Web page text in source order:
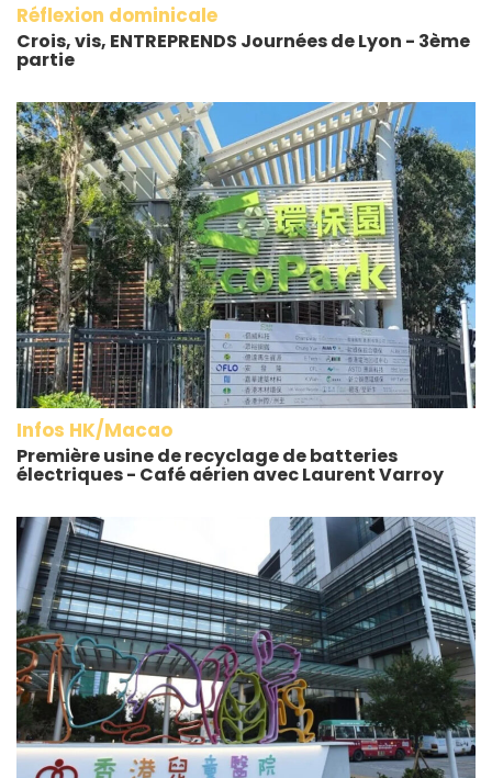
Réflexion dominicale
Crois, vis, ENTREPRENDS Journées de Lyon - 3ème
partie
Infos HK/Macao
Première usine de recyclage de batteries
électriques - Café aérien avec Laurent Varroy